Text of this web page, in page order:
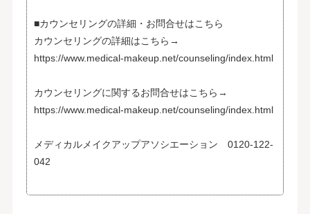
■カウンセリングの詳細・お問合せはこちら
カウンセリングの詳細はこちら→
https://www.medical-makeup.net/counseling/index.html
カウンセリングに関するお問合せはこちら→
https://www.medical-makeup.net/counseling/index.html
メディカルメイクアップアソシエーション 0120-122-
042